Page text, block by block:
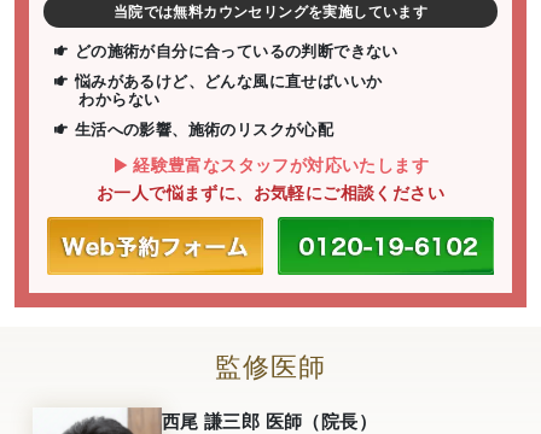
当院では無料カウンセリングを実施しています
どの施術が自分に合っているの判断できない
悩みがあるけど、どんな風に直せばいいか
わからない
生活への影響、施術のリスクが心配
経験豊富なスタッフが対応いたします
お一人で悩まずに、お気軽にご相談ください
監修医師
西尾 謙三郎 医師（院長）